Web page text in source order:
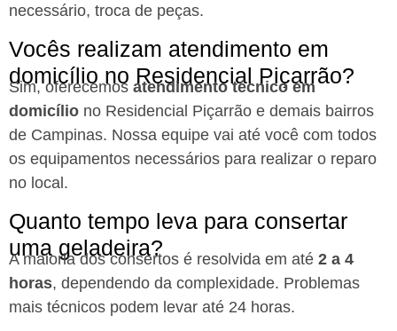
necessário, troca de peças.
Vocês realizam atendimento em
domicílio no Residencial Piçarrão?
Sim, oferecemos atendimento técnico em
domicílio no Residencial Piçarrão e demais bairros
de Campinas. Nossa equipe vai até você com todos
os equipamentos necessários para realizar o reparo
no local.
Quanto tempo leva para consertar
uma geladeira?
A maioria dos consertos é resolvida em até 2 a 4
horas, dependendo da complexidade. Problemas
mais técnicos podem levar até 24 horas.